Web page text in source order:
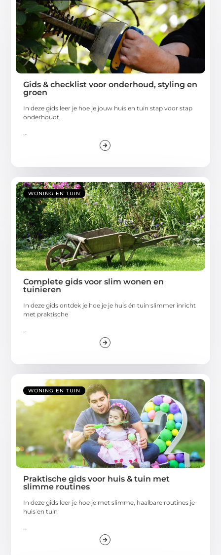
Gids & checklist voor onderhoud, styling en
groen
In deze gids leer je hoe je jouw huis en tuin stap voor stap
onderhoudt,
...
WONING EN TUIN
Complete gids voor slim wonen en
tuinieren
In deze gids ontdek je hoe je je huis én tuin slimmer inricht
met praktische
...
WONING EN TUIN
Praktische gids voor huis & tuin met
slimme routines
In deze gids leer je hoe je met slimme, haalbare routines je
huis en tuin
...